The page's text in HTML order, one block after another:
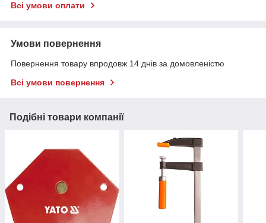
Всі умови оплати
Умови повернення
Повернення товару впродовж 14 днів за домовленістю
Всі умови повернення
Подібні товари компанії